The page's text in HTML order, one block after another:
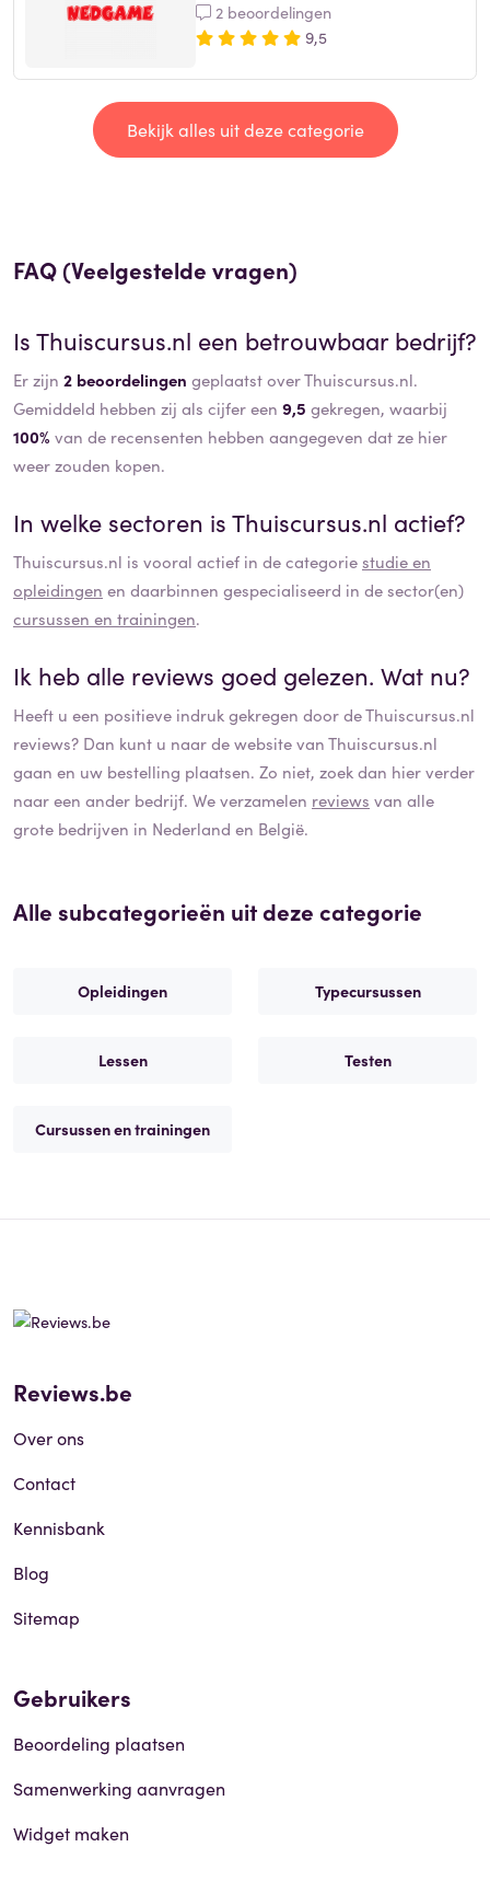
2 beoordelingen
9,5
Bekijk alles uit deze categorie
FAQ (Veelgestelde vragen)
IsThuiscursus.nl een betrouwbaar bedrijf?
Er zijn 2 beoordelingen geplaatst over Thuiscursus.nl.
Gemiddeld hebben zij als cijfer een 9,5 gekregen, waarbij
100% van de recensenten hebben aangegeven dat ze hier
weer zouden kopen.
In welke sectoren isThuiscursus.nl actief?
Thuiscursus.nl is vooral actief in de categoriestudie en
opleidingen en daarbinnen gespecialiseerd in de sector(en)
cursussen en trainingen.
Ik heb alle reviews goed gelezen. Wat nu?
Heeft u een positieve indruk gekregen door deThuiscursus.nl
reviews? Dan kunt u naar de website vanThuiscursus.nl
gaan en uw bestelling plaatsen. Zo niet, zoek dan hier verder
naar een ander bedrijf. We verzamelen reviews van alle
grote bedrijven in Nederland en België.
Alle subcategorieën uit deze categorie
Opleidingen Typecursussen
Lessen Testen
Cursussen en trainingen
Reviews.be
Over ons
Contact
Kennisbank
Blog
Sitemap
Gebruikers
Beoordeling plaatsen
Samenwerking aanvragen
Widget maken